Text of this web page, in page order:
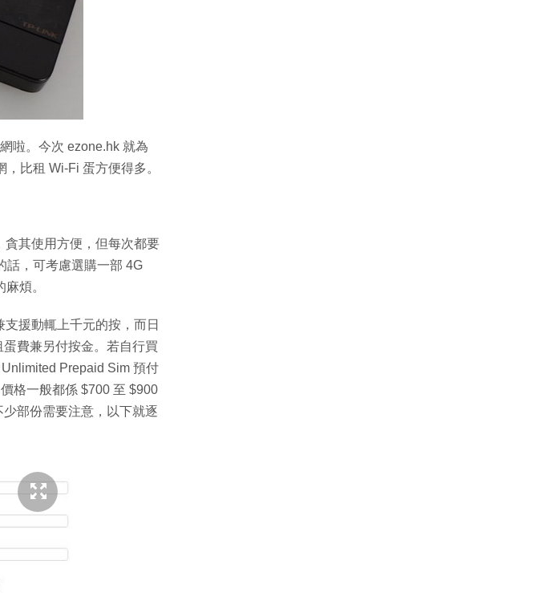
啦。今次 ezone.hk 就為
比租 Wi-Fi 蛋方便得多。
貪其使用方便，但每次都要
話，可考慮選購一部 4G
煩。
援動輒上千元的按，而日
費兼另付按金。若自行買
Prepaid Sim 預付
格一般都係 $700 至 $900
部份需要注意，以下就逐